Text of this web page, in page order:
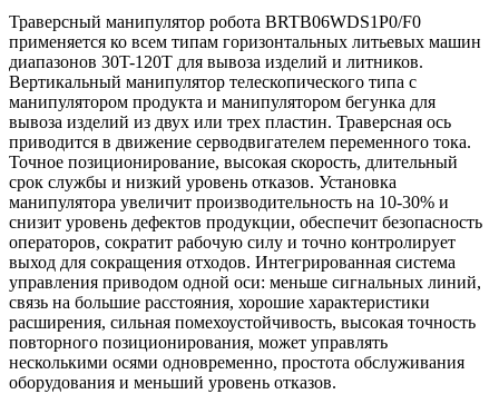
Траверсный манипулятор робота BRTB06WDS1P0/F0
применяется ко всем типам горизонтальных литьевых машин
диапазонов 30T-120T для вывоза изделий и литников.
Вертикальный манипулятор телескопического типа с
манипулятором продукта и манипулятором бегунка для
вывоза изделий из двух или трех пластин. Траверсная ось
приводится в движение серводвигателем переменного тока.
Точное позиционирование, высокая скорость, длительный
срок службы и низкий уровень отказов. Установка
манипулятора увеличит производительность на 10-30% и
снизит уровень дефектов продукции, обеспечит безопасность
операторов, сократит рабочую силу и точно контролирует
выход для сокращения отходов. Интегрированная система
управления приводом одной оси: меньше сигнальных линий,
связь на большие расстояния, хорошие характеристики
расширения, сильная помехоустойчивость, высокая точность
повторного позиционирования, может управлять
несколькими осями одновременно, простота обслуживания
оборудования и меньший уровень отказов.